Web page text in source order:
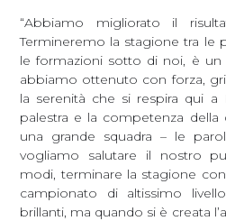
“Abbiamo migliorato il
Termineremo la stagione tra le
le formazioni sotto di noi, è un
abbiamo ottenuto con forza,
la serenità che si respira qui
palestra e la competenza della
una grande squadra – le
vogliamo salutare il nostro
modi, terminare la stagione
campionato di altissimo
brillanti, ma quando si è creata